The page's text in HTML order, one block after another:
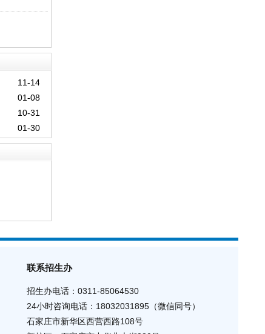
11-14
01-08
10-31
01-30
联系招生办
招生办电话：0311-85064530
24小时咨询电话： 18032031895（微信同号）
石家庄市新华区西营西路108号